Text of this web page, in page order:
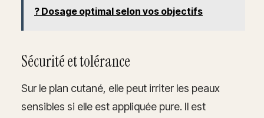
? Dosage optimal selon vos objectifs
Sécurité et tolérance
Sur le plan cutané, elle peut irriter les peaux
sensibles si elle est appliquée pure. Il est